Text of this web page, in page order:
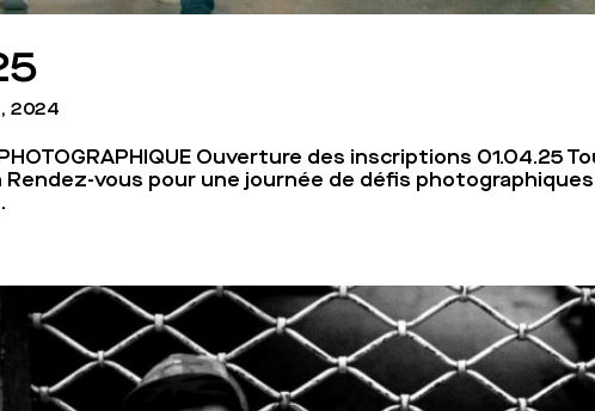
2024
Ouverture des inscriptions 01.04.25
Rendez-vous pour une journée de défis